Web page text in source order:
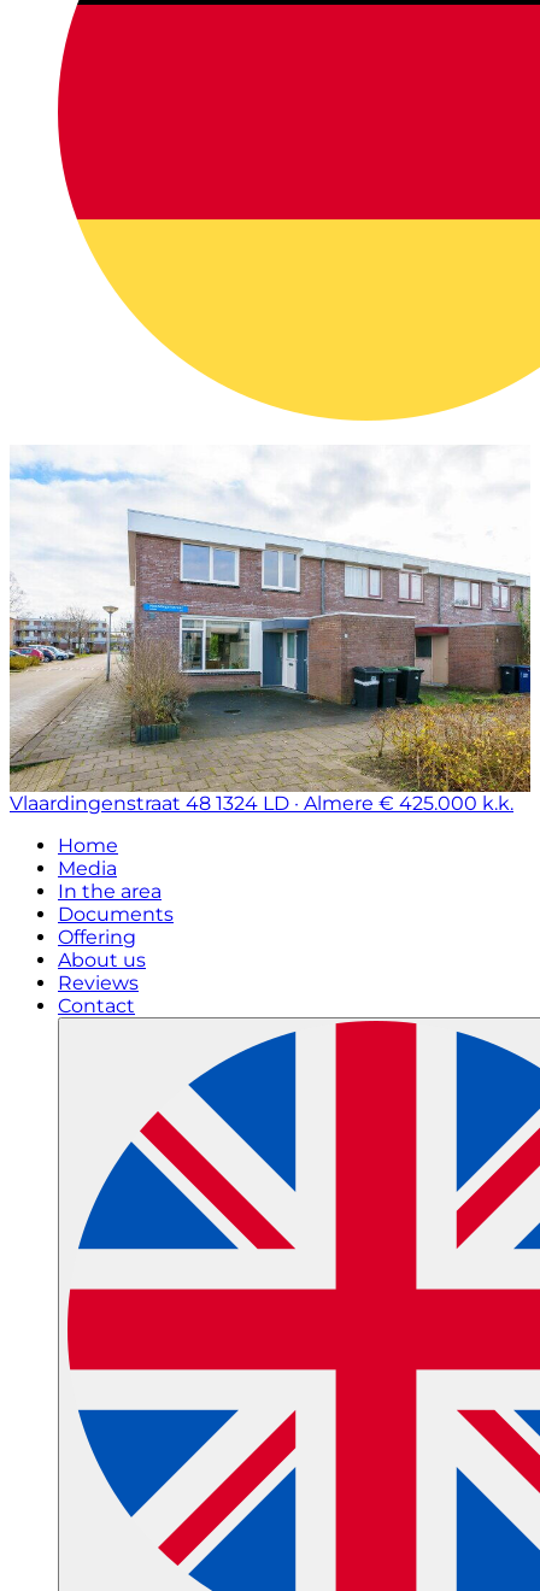
Vlaardingenstraat 48 1324 LD · Almere € 425.000 k.k.
Home
Media
In the area
Documents
Offering
About us
Reviews
Contact